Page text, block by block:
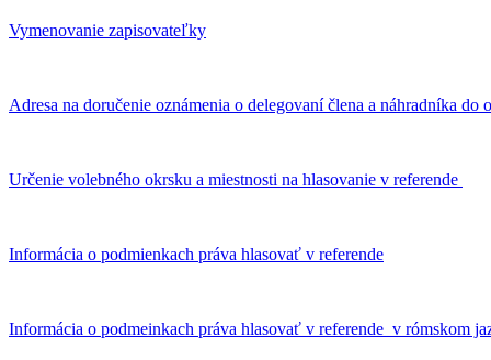
Vymenovanie zapisovateľky
Adresa na doručenie oznámenia o delegovaní člena a náhradníka
Určenie volebného okrsku a miestnosti na hlasovanie v referende
Informácia o podmienkach práva hlasovať v referende
Informácia o podmeinkach práva hlasovať v referende v rómskom